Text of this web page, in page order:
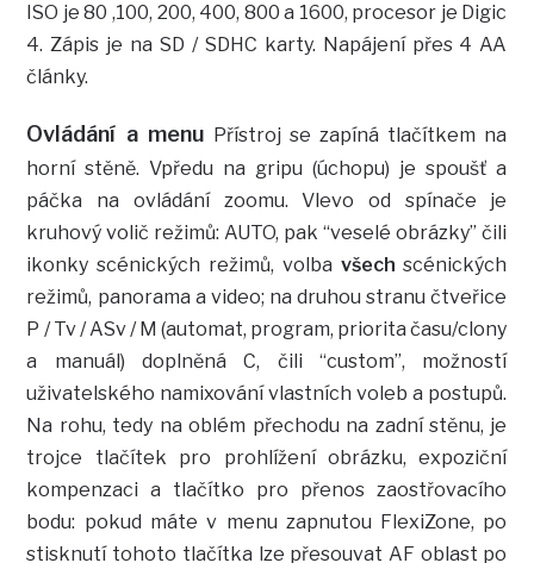
ISO je 80 ,100, 200, 400, 800 a 1600, procesor je Digic
4. Zápis je na SD / SDHC karty. Napájení přes 4 AA
články.
Ovládání a menu Přístroj se zapíná tlačítkem na
horní stěně. Vpředu na gripu (úchopu) je spoušť a
páčka na ovládání zoomu. Vlevo od spínače je
kruhový volič režimů: AUTO, pak “veselé obrázky” čili
ikonky scénických režimů, volba všech scénických
režimů, panorama a video; na druhou stranu čtveřice
P / Tv / ASv / M (automat, program, priorita času/clony
a manuál) doplněná C, čili “custom”, možností
uživatelského namixování vlastních voleb a postupů.
Na rohu, tedy na oblém přechodu na zadní stěnu, je
trojce tlačítek pro prohlížení obrázku, expoziční
kompenzaci a tlačítko pro přenos zaostřovacího
bodu: pokud máte v menu zapnutou FlexiZone, po
stisknutí tohoto tlačítka lze přesouvat AF oblast po